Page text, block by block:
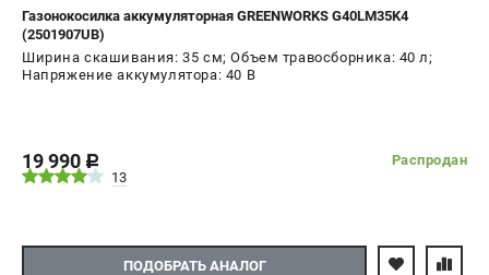
Газонокосилка аккумуляторная GREENWORKS G40LM35K4
(2501907UB)
Ширина скашивания: 35 см; Объем травосборника: 40 л;
Напряжение аккумулятора: 40 В
19 990 c
Распродан
13
ПОДОБРАТЬ АНАЛОГ